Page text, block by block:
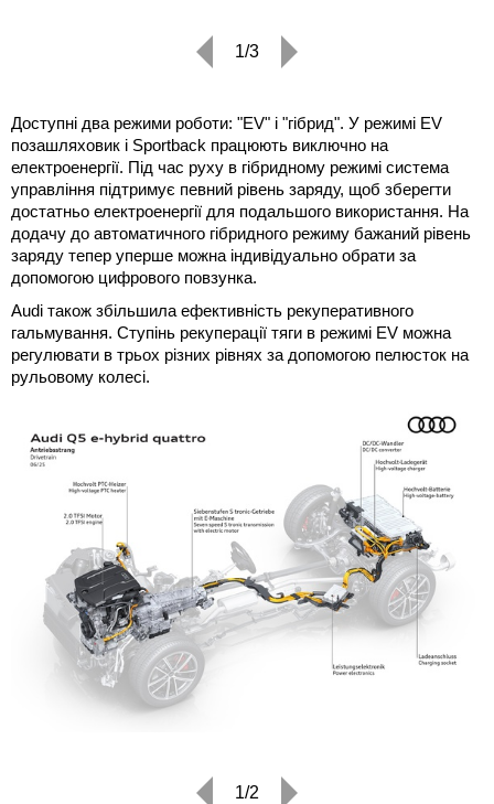
1/3
Доступні два режими роботи: "EV" і "гібрид". У режимі EV
позашляховик і Sportback працюють виключно на
електроенергії. Під час руху в гібридному режимі система
управління підтримує певний рівень заряду, щоб зберегти
достатньо електроенергії для подальшого використання. На
додачу до автоматичного гібридного режиму бажаний рівень
заряду тепер уперше можна індивідуально обрати за
допомогою цифрового повзунка.
Audi також збільшила ефективність рекуперативного
гальмування. Ступінь рекуперації тяги в режимі EV можна
регулювати в трьох різних рівнях за допомогою пелюсток на
рульовому колесі.
1/2